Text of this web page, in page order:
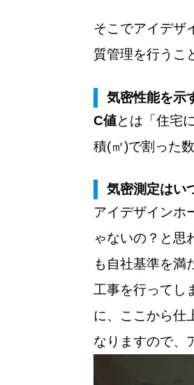
そこでアイデザ
質管理を行うこ
気密性能を
C値とは「住宅
積(㎡)で割った
気密測定はい
アイデザインホ
ゃないの？と思
も自社基準を満
工事を行ってし
に、ここから仕
なりますので、